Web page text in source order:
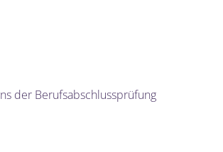
der Berufsabschlussprüfung